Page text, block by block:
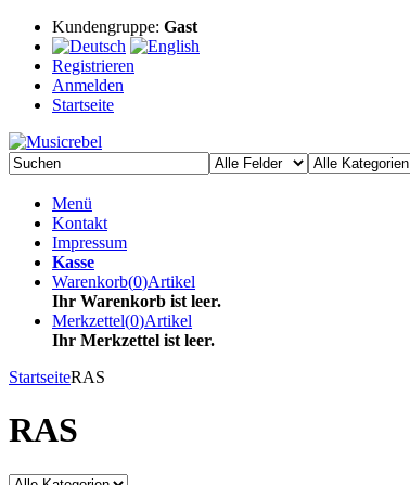
Kundengruppe: Gast
Registrieren
Anmelden
Startseite
Menü
Kontakt
Impressum
Kasse
Warenkorb(0)Artikel
Ihr Warenkorb ist leer.
Merkzettel(0)Artikel
Ihr Merkzettel ist leer.
StartseiteRAS
RAS